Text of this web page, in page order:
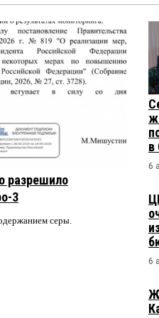
разрешило
3
серы.
в
6
6